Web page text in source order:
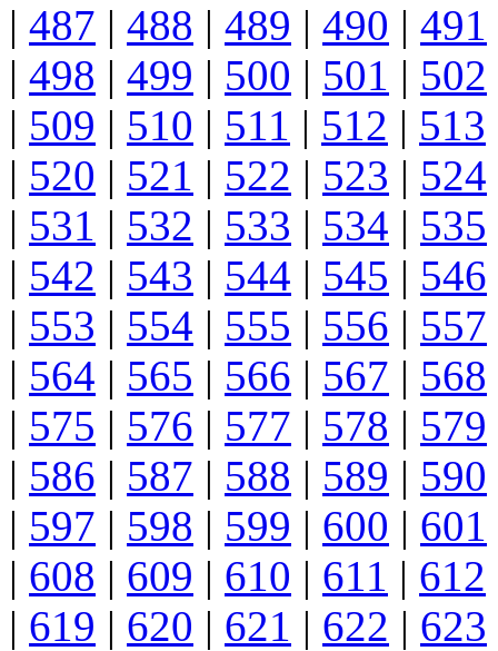
| 487 | 488 | 489 | 490 | 491
| 498 | 499 | 500 | 501 | 502
| 509 | 510 | 511 | 512 | 513
| 520 | 521 | 522 | 523 | 524
| 531 | 532 | 533 | 534 | 535
| 542 | 543 | 544 | 545 | 546
| 553 | 554 | 555 | 556 | 557
| 564 | 565 | 566 | 567 | 568
| 575 | 576 | 577 | 578 | 579
| 586 | 587 | 588 | 589 | 590
| 597 | 598 | 599 | 600 | 601
| 608 | 609 | 610 | 611 | 612
| 619 | 620 | 621 | 622 | 623